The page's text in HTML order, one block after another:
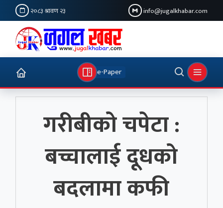
२०८३ श्रावण २३ info@jugalkhabar.com
e-Paper
गरीबीको चपेटा :
बच्चालाई दूधको
बदलामा कफी